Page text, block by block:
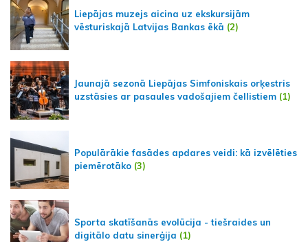
Liepājas muzejs aicina uz ekskursijām
vēsturiskajā Latvijas Bankas ēkā (2)
Jaunajā sezonā Liepājas Simfoniskais orķestris
uzstāsies ar pasaules vadošajiem čellistiem (1)
Populārākie fasādes apdares veidi: kā izvēlēties
piemērotāko (3)
Sporta skatīšanās evolūcija - tiešraides un
digitālo datu sinerģija (1)